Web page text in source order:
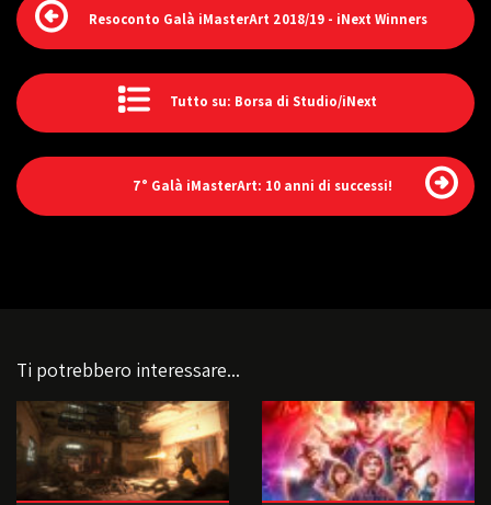
Resoconto Galà iMasterArt 2018/19 - iNext Winners
Tutto su: Borsa di Studio/iNext
7° Galà iMasterArt: 10 anni di successi!
Ti potrebbero interessare...